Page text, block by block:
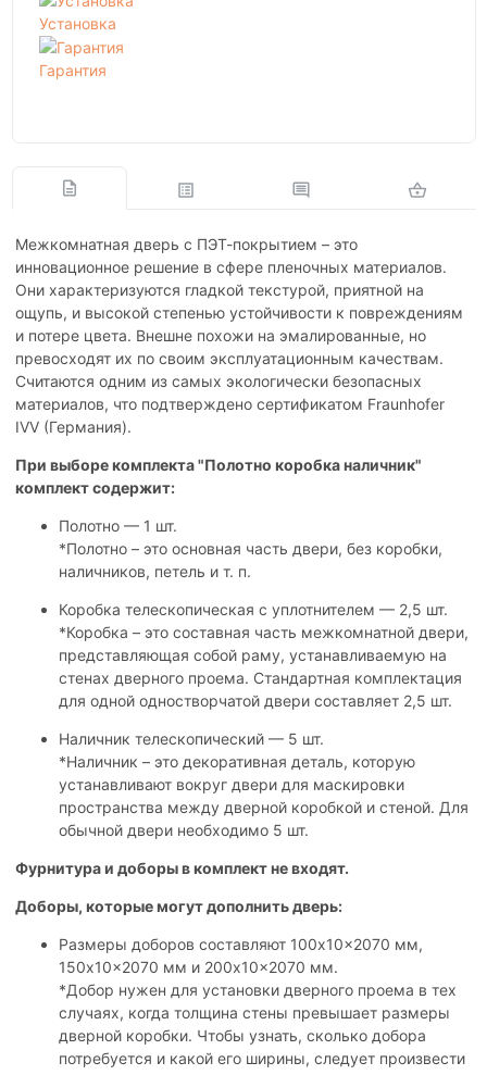
Установка
Гарантия
Межкомнатная дверь с ПЭТ-покрытием – это
инновационное решение в сфере пленочных материалов.
Они характеризуются гладкой текстурой, приятной на
ощупь, и высокой степенью устойчивости к повреждениям
и потере цвета. Внешне похожи на эмалированные, но
превосходят их по своим эксплуатационным качествам.
Считаются одним из самых экологически безопасных
материалов, что подтверждено сертификатом Fraunhofer
IVV (Германия).
При выборе комплекта "Полотно коробка наличник"
комплект содержит:
Полотно — 1 шт.
*Полотно – это основная часть двери, без коробки,
наличников, петель и т. п.
Коробка телескопическая с уплотнителем — 2,5 шт.
*Коробка – это составная часть межкомнатной двери,
представляющая собой раму, устанавливаемую на
стенах дверного проема. Стандартная комплектация
для одной одностворчатой двери составляет 2,5 шт.
Наличник телескопический — 5 шт.
*Наличник – это декоративная деталь, которую
устанавливают вокруг двери для маскировки
пространства между дверной коробкой и стеной. Для
обычной двери необходимо 5 шт.
Фурнитура и доборы в комплект не входят.
Доборы, которые могут дополнить дверь:
Размеры доборов составляют 100x10x2070 мм,
150x10x2070 мм и 200x10x2070 мм.
*Добор нужен для установки дверного проема в тех
случаях, когда толщина стены превышает размеры
дверной коробки. Чтобы узнать, сколько добора
потребуется и какой его ширины, следует произвести